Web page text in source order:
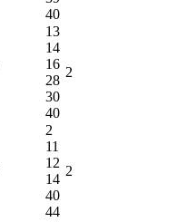
40
13
14
16
28
30
40
2
2
11
12
14
40
44
2